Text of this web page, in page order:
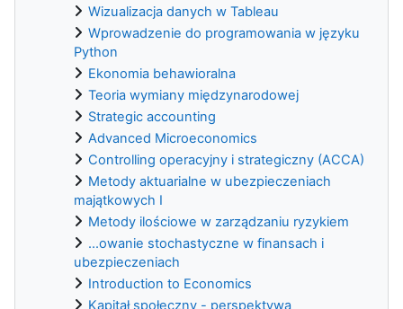
Wizualizacja danych w Tableau
Wprowadzenie do programowania w języku
Python
Ekonomia behawioralna
Teoria wymiany międzynarodowej
Strategic accounting
Advanced Microeconomics
Controlling operacyjny i strategiczny (ACCA)
Metody aktuarialne w ubezpieczeniach
majątkowych I
Metody ilościowe w zarządzaniu ryzykiem
...owanie stochastyczne w finansach i
ubezpieczeniach
Introduction to Economics
Kapitał społeczny - perspektywa